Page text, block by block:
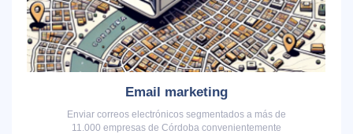
Email marketing
Enviar correos electrónicos segmentados a más de
11.000 empresas de Córdoba convenientemente